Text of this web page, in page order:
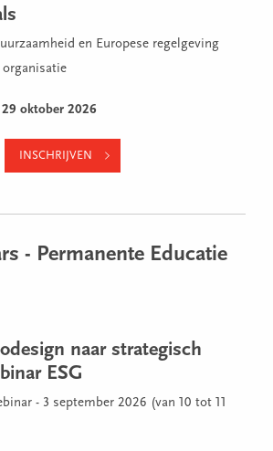
en Europese regelgeving
organisatie
29 oktober 2026
INSCHRIJVEN
- Permanente Educatie
naar strategisch
ESG
- 3 september 2026 (van 10 tot 11